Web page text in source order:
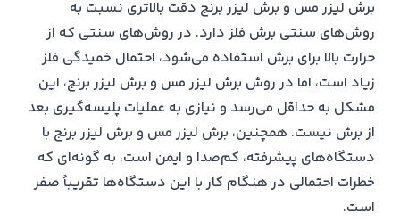
برش لیزر مس و برش لیزر برنج دقت بالاتری نسبت به
روش‌های سنتی برش فلز دارد. در روش‌های سنتی که از
حرارت بالا برای برش استفاده می‌شود، احتمال خمیدگی فلز
زیاد است، اما در روش برش لیزر مس و برش لیزر برنج، این
مشکل به حداقل می‌رسد و نیازی به عملیات پلیسه‌گیری بعد
از برش نیست. همچنین، برش لیزر مس و برش لیزر برنج با
دستگاه‌های پیشرفته، کم‌صدا و ایمن است، به گونه‌ای که
خطرات احتمالی در هنگام کار با این دستگاه‌ها تقریباً صفر
است.